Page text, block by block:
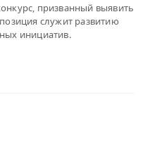
призванный выявить
служит развитию
инициатив.